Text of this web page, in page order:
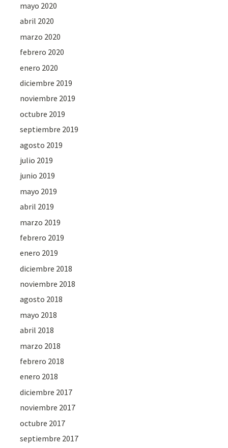
mayo 2020
abril 2020
marzo 2020
febrero 2020
enero 2020
diciembre 2019
noviembre 2019
octubre 2019
septiembre 2019
agosto 2019
julio 2019
junio 2019
mayo 2019
abril 2019
marzo 2019
febrero 2019
enero 2019
diciembre 2018
noviembre 2018
agosto 2018
mayo 2018
abril 2018
marzo 2018
febrero 2018
enero 2018
diciembre 2017
noviembre 2017
octubre 2017
septiembre 2017